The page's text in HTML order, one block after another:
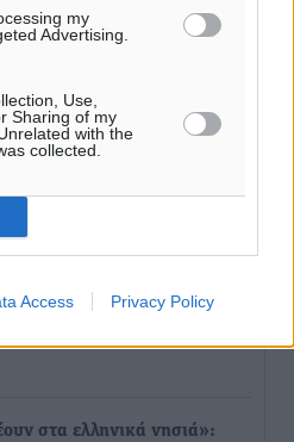
my
Advertising.
Use,
Sharing of my
with the
collected.
Access Privacy Policy
στις τουριστικές επενδύσεις
13 Περιφέρειες για μέτρα
να λάβουν ενίσχυση για
στα ελληνικά νησιά»: